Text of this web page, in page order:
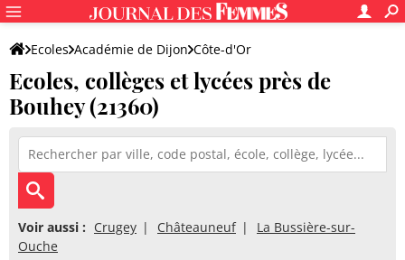
Ecoles Académie de Dijon Côte-d'Or
Ecoles, collèges et lycées près de
Bouhey (21360)
Voir aussi : Crugey Châteauneuf
La Bussière-sur-
Ouche